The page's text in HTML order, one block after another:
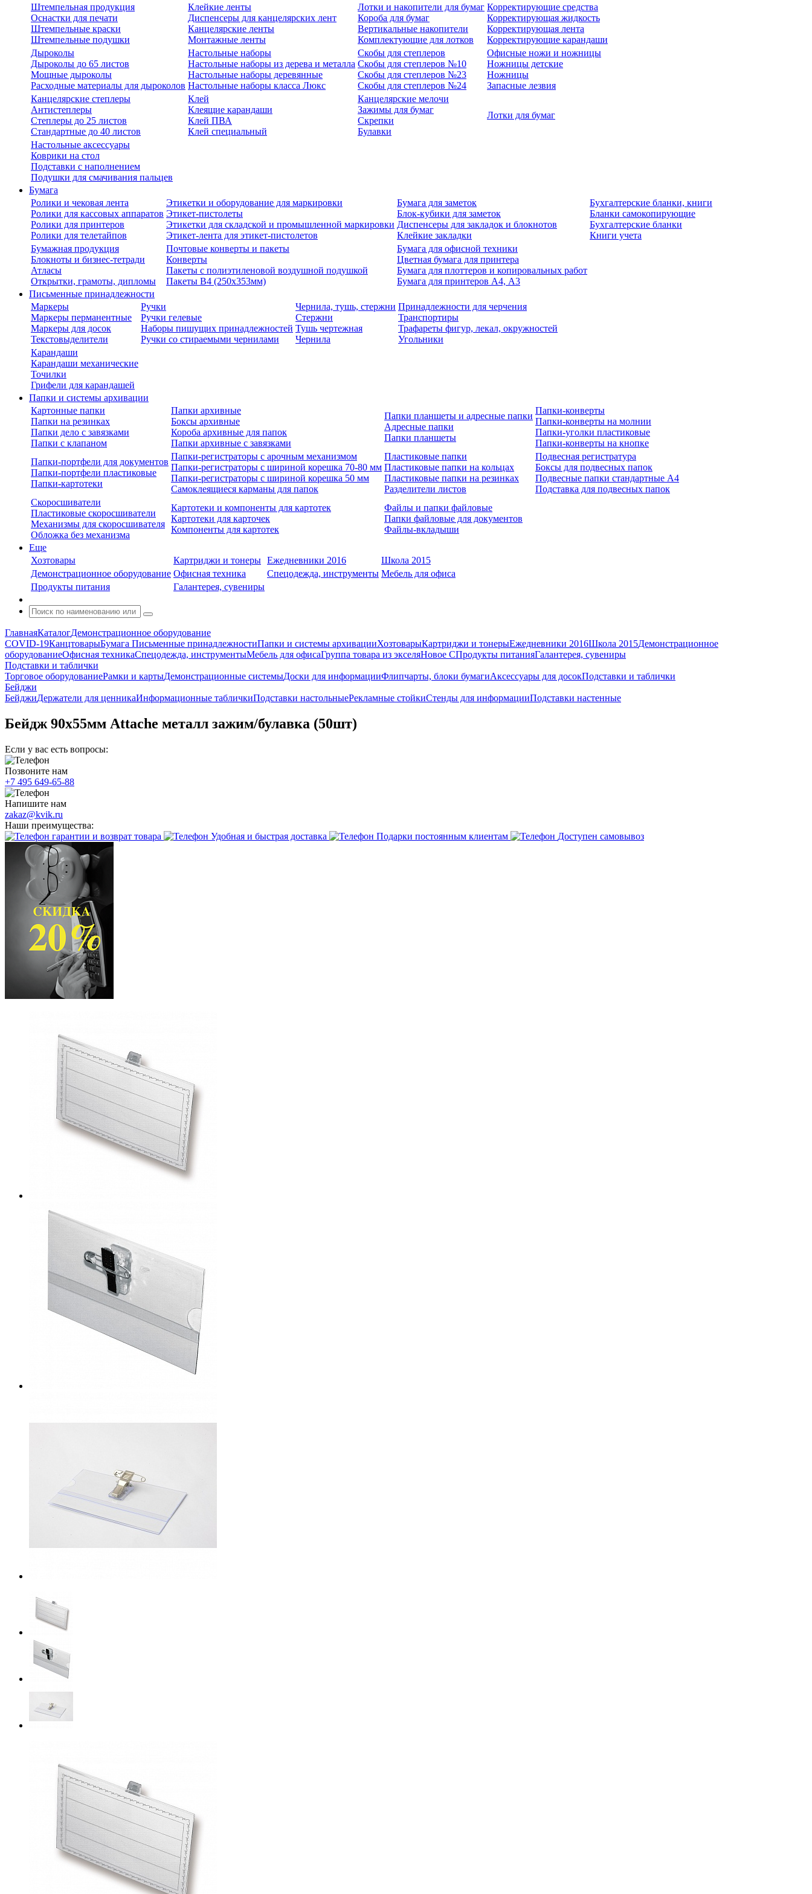
Штемпельная продукция
Оснастки для печати
Штемпельные краски
Штемпельные подушки
Клейкие ленты
Диспенсеры для канцелярских лент
Канцелярские ленты
Монтажные ленты
Лотки и накопители для бумаг
Короба для бумаг
Вертикальные накопители
Комплектующие для лотков
Корректирующие средства
Корректирующая жидкость
Корректирующая лента
Корректирующие карандаши
Дыроколы
Дыроколы до 65 листов
Мощные дыроколы
Расходные материалы для дыроколов
Настольные наборы
Настольные наборы из дерева и металла
Настольные наборы деревянные
Настольные наборы класса Люкс
Скобы для степлеров
Скобы для степлеров №10
Скобы для степлеров №23
Скобы для степлеров №24
Офисные ножи и ножницы
Ножницы детские
Ножницы
Запасные лезвия
Канцелярские степлеры
Антистеплеры
Степлеры до 25 листов
Стандартные до 40 листов
Клей
Клеящие карандаши
Клей ПВА
Клей специальный
Канцелярские мелочи
Зажимы для бумаг
Скрепки
Булавки
Лотки для бумаг
Настольные аксессуары
Коврики на стол
Подставки с наполнением
Подушки для смачивания пальцев
Бумага
Ролики и чековая лента
Ролики для кассовых аппаратов
Ролики для принтеров
Ролики для телетайпов
Этикетки и оборудование для маркировки
Этикет-пистолеты
Этикетки для складской и промышленной маркировки
Этикет-лента для этикет-пистолетов
Бумага для заметок
Блок-кубики для заметок
Диспенсеры для закладок и блокнотов
Клейкие закладки
Бухгалтерские бланки, книги
Бланки самокопирующие
Бухгалтерские бланки
Книги учета
Бумажная продукция
Блокноты и бизнес-тетради
Атласы
Открытки, грамоты, дипломы
Почтовые конверты и пакеты
Конверты
Пакеты с полиэтиленовой воздушной подушкой
Пакеты В4 (250х353мм)
Бумага для офисной техники
Цветная бумага для принтера
Бумага для плоттеров и копировальных работ
Бумага для принтеров А4, А3
Письменные принадлежности
Маркеры
Маркеры перманентные
Маркеры для досок
Текстовыделители
Ручки
Ручки гелевые
Наборы пишущих принадлежностей
Ручки со стираемыми чернилами
Чернила, тушь, стержни
Стержни
Тушь чертежная
Чернила
Принадлежности для черчения
Транспортиры
Трафареты фигур, лекал, окружностей
Угольники
Карандаши
Карандаши механические
Точилки
Грифели для карандашей
Папки и системы архивации
Картонные папки
Папки на резинках
Папки дело с завязками
Папки с клапаном
Папки архивные
Боксы архивные
Короба архивные для папок
Папки архивные с завязками
Папки планшеты и адресные папки
Адресные папки
Папки планшеты
Папки-конверты
Папки-конверты на молнии
Папки-уголки пластиковые
Папки-конверты на кнопке
Папки-портфели для документов
Папки-портфели пластиковые
Папки-картотеки
Папки-регистраторы с арочным механизмом
Папки-регистраторы с шириной корешка 70-80 мм
Папки-регистраторы с шириной корешка 50 мм
Самоклеящиеся карманы для папок
Пластиковые папки
Пластиковые папки на кольцах
Пластиковые папки на резинках
Разделители листов
Подвесная регистратура
Боксы для подвесных папок
Подвесные папки стандартные А4
Подставка для подвесных папок
Скоросшиватели
Пластиковые скоросшиватели
Механизмы для скоросшивателя
Обложка без механизма
Картотеки и компоненты для картотек
Картотеки для карточек
Компоненты для картотек
Файлы и папки файловые
Папки файловые для документов
Файлы-вкладыши
Еще
Хозтовары
Картриджи и тонеры Ежедневники 2016
Школа 2015
Демонстрационное оборудование Офисная техника Спецодежда, инструменты Мебель для офиса
Продукты питания
Галантерея, сувениры
ГлавнаяКаталогДемонстрационное оборудование
COVID-19КанцтоварыБумага Письменные принадлежностиПапки и системы архивацииХозтоварыКартриджи и тонерыЕжедневники 2016Школа 2015Демонстрационное
оборудованиеОфисная техникаСпецодежда, инструментыМебель для офисаГруппа товара из экселяНовое СПродукты питанияГалантерея, сувениры
Подставки и таблички
Торговое оборудованиеРамки и картыДемонстрационные системыДоски для информацииФлипчарты, блоки бумагиАксессуары для досокПодставки и таблички
Бейджи
БейджиДержатели для ценникаИнформационные табличкиПодставки настольныеРекламные стойкиСтенды для информацииПодставки настенные
Бейдж 90х55мм Attache металл зажим/булавка (50шт)
Если у вас есть вопросы:
Позвоните нам
+7 495 649-65-88
Напишите нам
zakaz@kvik.ru
Наши преимущества:
гарантии и возврат товара
Удобная и быстрая доставка Подарки постоянным клиентам Доступен самовывоз